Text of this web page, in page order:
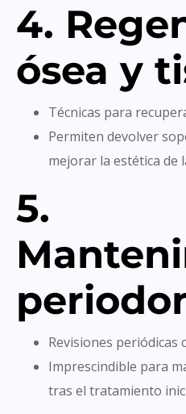
4.
ósea y
Técnicas para
Permiten devolver
mejorar la estética de
5.
Revisiones periódicas
Imprescindible para
tras el tratamiento